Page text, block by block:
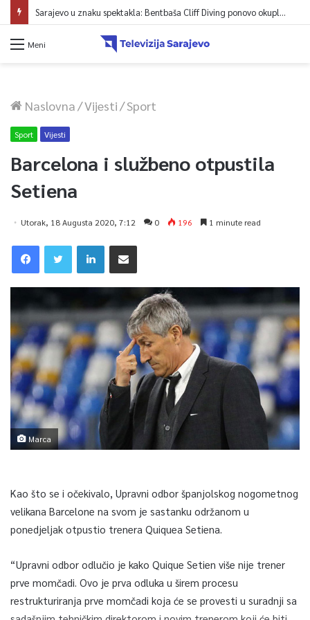
Reisul-ulema Kavazović na Igmanu: Bosna nije samo zemlja, već ideja za koju se živi
Meni
Naslovna/Vijesti/Sport
Sport Vijesti
Barcelona i službeno otpustila
Setiena
Utorak, 18 Augusta 2020, 7:12 0 196 1 minute read
Marca
Kao što se i očekivalo, Upravni odbor španjolskog nogometnog
velikana Barcelone na svom je sastanku održanom u
ponedjeljak otpustio trenera Quiquea Setiena.
“Upravni odbor odlučio je kako Quique Setien više nije trener
prve momčadi. Ovo je prva odluka u širem procesu
restrukturiranja prve momčadi koja će se provesti u suradnji sa